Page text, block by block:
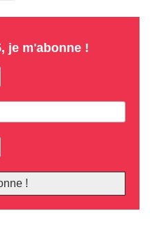
je m'abonne !